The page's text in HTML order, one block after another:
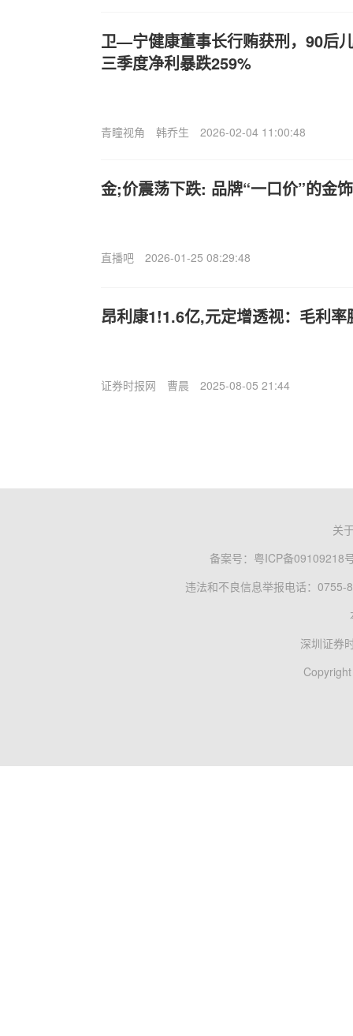
卫—宁健康董事长行贿获刑，90后
三季度净利暴跌259%
青瞳视角 韩乔生 2026-02-04 11:00:48
金;价震荡下跌: 品牌“一口价”的金
直播吧 2026-01-25 08:29:48
昂利康1!1.6亿,元定增透视：毛利
证券时报网 曹晨 2025-08-05 21:44
关
备案号： 粤ICP备09109218
违法和不良信息举报电话：0755-
深圳证券